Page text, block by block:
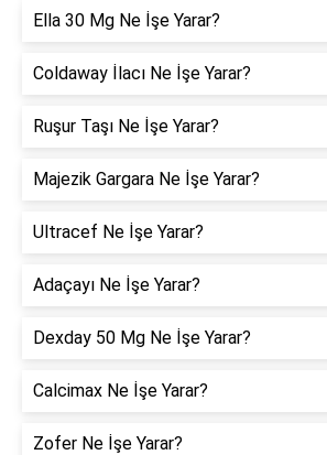
Ella 30 Mg Ne İşe Yarar?
Coldaway İlacı Ne İşe Yarar?
Ruşur Taşı Ne İşe Yarar?
Majezik Gargara Ne İşe Yarar?
Ultracef Ne İşe Yarar?
Adaçayı Ne İşe Yarar?
Dexday 50 Mg Ne İşe Yarar?
Calcimax Ne İşe Yarar?
Zofer Ne İşe Yarar?